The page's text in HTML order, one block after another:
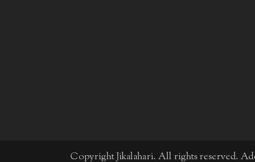
Copyright Jikalahari. All rights reserved.